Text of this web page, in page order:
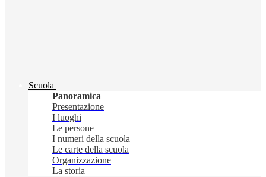
Scuola
Panoramica
Presentazione
I luoghi
Le persone
I numeri della scuola
Le carte della scuola
Organizzazione
La storia